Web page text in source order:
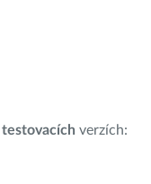
testovacích verzích: